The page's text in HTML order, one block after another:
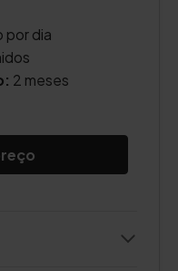
por dia
2 meses